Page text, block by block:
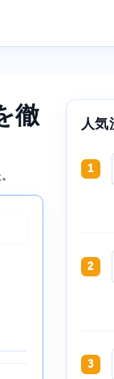
徹 人気
1
2
3